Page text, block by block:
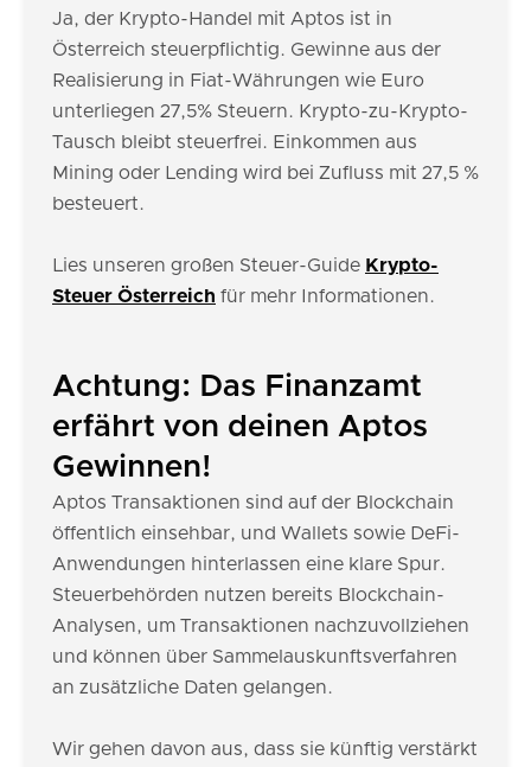
Ja, der Krypto-Handel mit Aptos ist in
Österreich steuerpflichtig. Gewinne aus der
Realisierung in Fiat-Währungen wie Euro
unterliegen 27,5% Steuern. Krypto-zu-Krypto-
Tausch bleibt steuerfrei. Einkommen aus
Mining oder Lending wird bei Zufluss mit 27,5 %
besteuert.
Lies unseren großen Steuer-Guide Krypto-
Steuer Österreich für mehr Informationen.
Achtung: Das Finanzamt
erfährt von deinen Aptos
Gewinnen!
Aptos Transaktionen sind auf der Blockchain
öffentlich einsehbar, und Wallets sowie DeFi-
Anwendungen hinterlassen eine klare Spur.
Steuerbehörden nutzen bereits Blockchain-
Analysen, um Transaktionen nachzuvollziehen
und können über Sammelauskunftsverfahren
an zusätzliche Daten gelangen.
Wir gehen davon aus, dass sie künftig verstärkt